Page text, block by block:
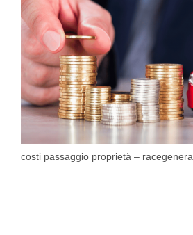
costi passaggio proprietà –